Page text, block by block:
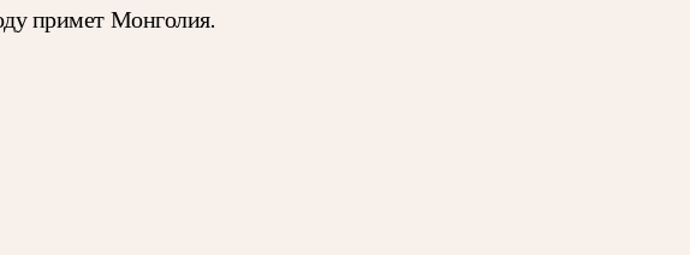
примет Монголия.